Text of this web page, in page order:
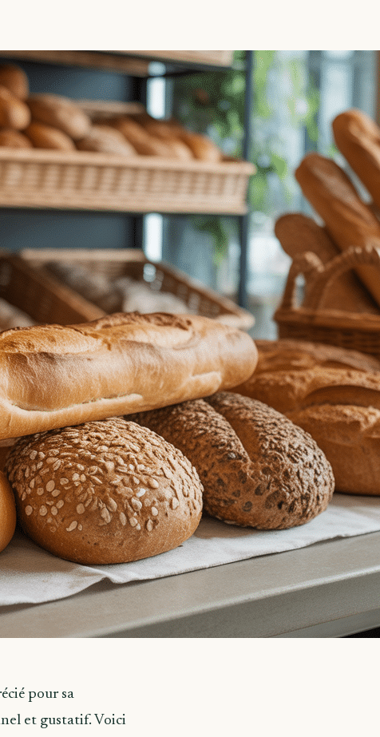
pour sa
et gustatif. Voici